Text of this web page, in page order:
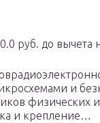
руб. до вычета
и
физических
и крепление…